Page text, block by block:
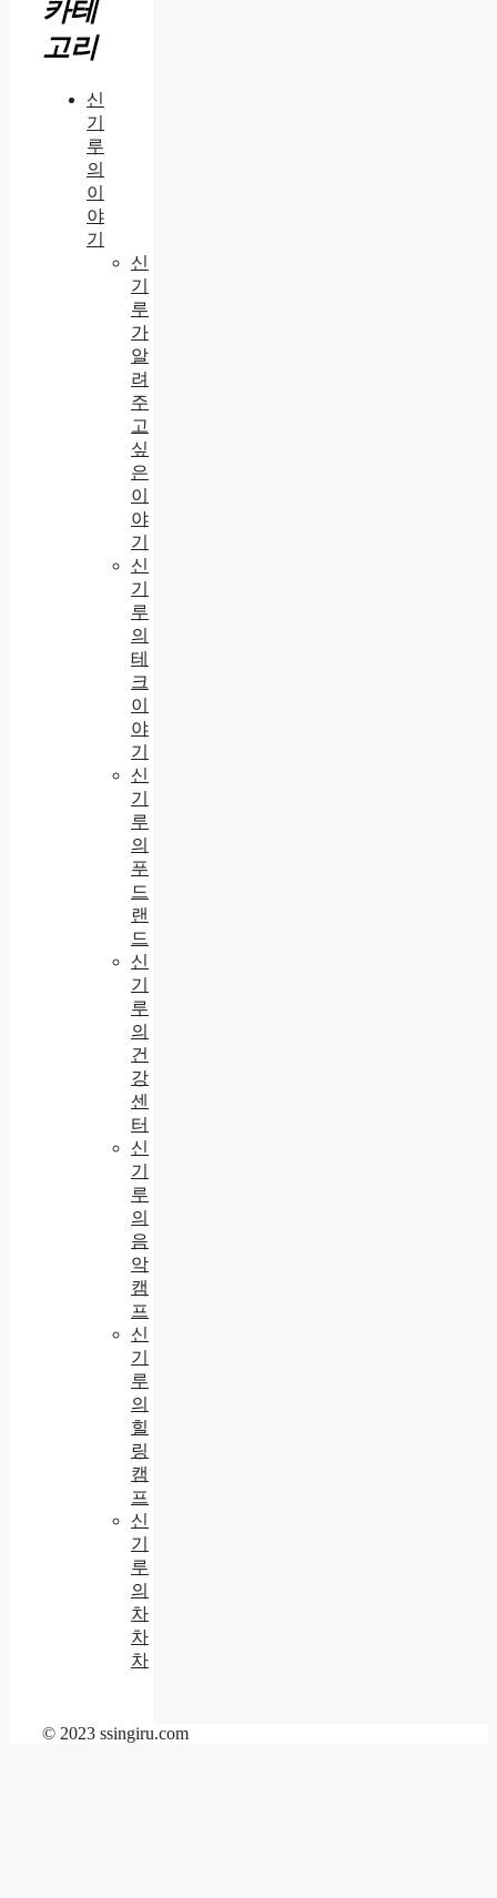
카테
고리
신
기
루
의
이
야
기
신
기
루
가
알
려
주
고
싶
은
이
야
기
신
기
루
의
테
크
이
야
기
신
기
루
의
푸
드
랜
드
신
기
루
의
건
강
센
터
신
기
루
의
음
악
캠
프
신
기
루
의
힐
링
캠
프
신
기
루
의
차
차
차
© 2023 ssingiru.com